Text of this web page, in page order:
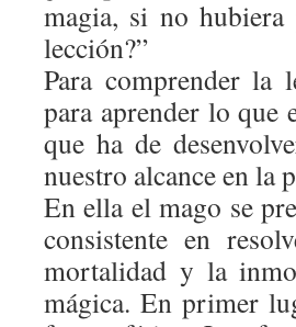
magia, si no
lección?”
Para comprender
para aprender lo que
que ha de
nuestro alcance en la
En ella el mago se
consistente en
mortalidad y la
mágica. En primer